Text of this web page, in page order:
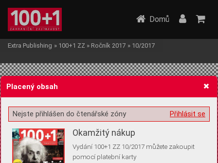
Žádost o souhlas s ukládáním volitelných informací
Domů
Extra Publishing » 100+1 ZZ » Ročník 2017 » 10/2017
Placený obsah
Přihlásit se
Nejste přihlášen do čtenářské zóny
Okamžitý nákup
Vydání 100+1 ZZ 10/2017 můžete zakoupit
pomocí platební karty